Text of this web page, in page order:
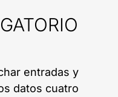
entradas y
datos cuatro